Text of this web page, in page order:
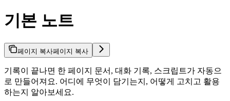
기본 노트
페이지 복사페이지 복사
기록이 끝나면 한 페이지 문서, 대화 기록, 스크립트가 자동으
로 만들어져요. 어디에 무엇이 담기는지, 어떻게 고치고 활용
하는지 알아보세요.